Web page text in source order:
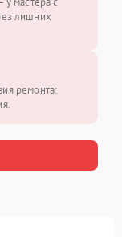
лишних
ремонта: